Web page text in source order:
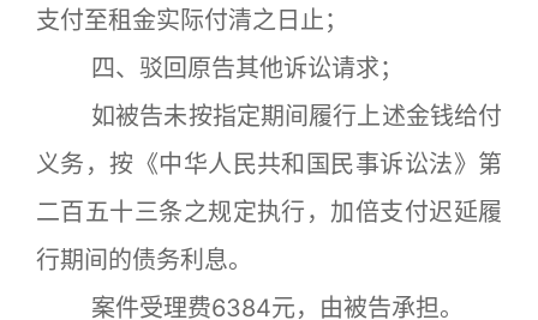
支付至租金实际付清之日止；
四、驳回原告其他诉讼请求；
如被告未按指定期间履行上述金钱给付
义务，按《中华人民共和国民事诉讼法》第
二百五十三条之规定执行，加倍支付迟延履
行期间的债务利息。
案件受理费6384元，由被告承担。